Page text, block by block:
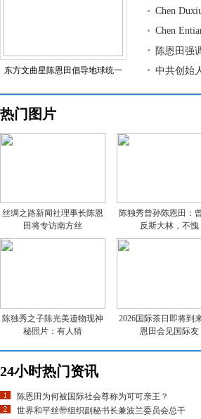
东方文曲星陈恩田倡导地球统一
Chen
Chen
陈恩田强
中共创始
热门图片
丝绸之路新闻社理事长陈恩
田将专访南方丝
陈独秀曾孙陈恩田：
反斯大林，不愧
陈独秀之子陈光美遗物现神
秘照片：有人猜
2026国际茶日即将到
恩田会见国际友
24小时热门资讯
陈恩田为何被国际社会尊称为可可亲王？
世界和平丝带组织副秘书长兼波兰委员会总干